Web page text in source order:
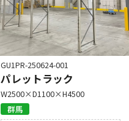
GU1PR-250624-001
パレットラック
W2500×D1100×H4500
群馬